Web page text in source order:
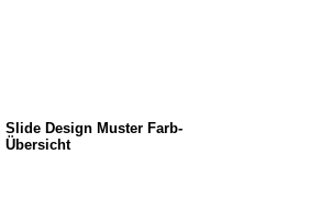
Slide Design Muster Farb-
Übersicht